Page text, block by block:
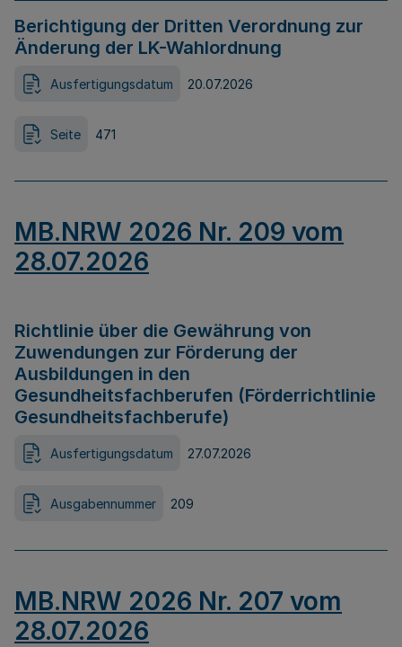
Berichtigung der Dritten Verordnung zur
Änderung der LK-Wahlordnung
Ausfertigungsdatum 20.07.2026
Seite 471
MB.NRW 2026 Nr. 209 vom
28.07.2026
Richtlinie über die Gewährung von
Zuwendungen zur Förderung der
Ausbildungen in den
Gesundheitsfachberufen (Förderrichtlinie
Gesundheitsfachberufe)
Ausfertigungsdatum 27.07.2026
Ausgabennummer 209
MB.NRW 2026 Nr. 207 vom
28.07.2026